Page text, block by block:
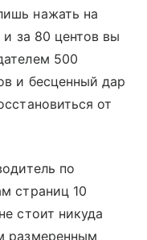
нажать на
и за 80 центов вы
500
и бесценный дар
от
по
страниц 10
стоит никуда
размеренным